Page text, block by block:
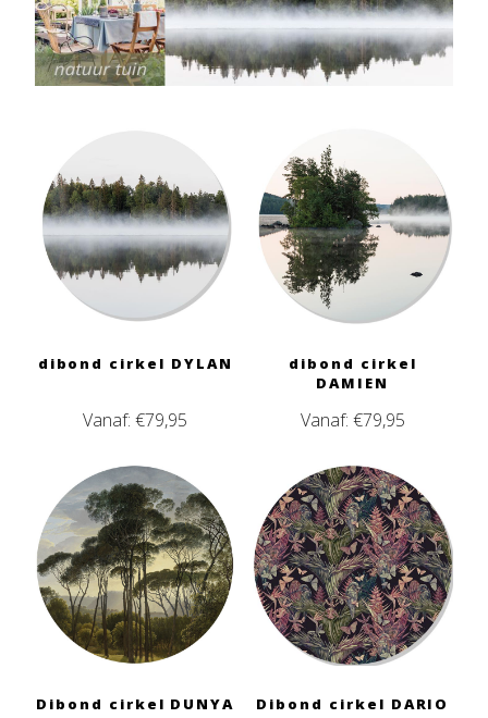
dibond cirkel DYLAN
Vanaf:€79,95
dibond cirkel
DAMIEN
Vanaf: €79,95
Dibond cirkel DUNYA Dibond cirkel DARIO